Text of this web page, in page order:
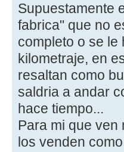
Supuestamente
fabrica" que no
completo o se le
kilometraje, en
resaltan como
saldria a andar
hace tiempo...
Para mi que
los venden